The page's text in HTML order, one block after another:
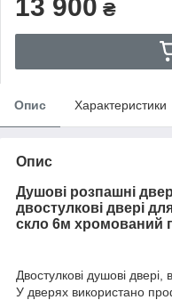
13 900 ₴
Опис Характеристики
Опис
Душові розпашні
двостулкові двері
скло 6м хромований
Двостулкові душові двері,
У дверях використано